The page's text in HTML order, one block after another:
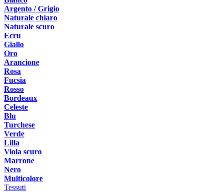
Argento / Grigio
Naturale chiaro
Naturale scuro
Ecru
Giallo
Oro
Arancione
Rosa
Fucsia
Rosso
Bordeaux
Celeste
Blu
Turchese
Verde
Lilla
Viola scuro
Marrone
Nero
Multicolore
Tessuti